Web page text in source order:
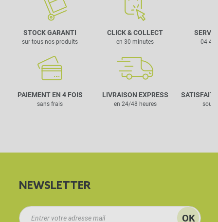
STOCK GARANTI
sur tous nos produits
CLICK & COLLECT
en 30 minutes
PAIEMENT EN 4 FOIS
sans frais
LIVRAISON EXPRESS
en 24/48 heures
04 42
SATISFAIT
sous
NEWSLETTER